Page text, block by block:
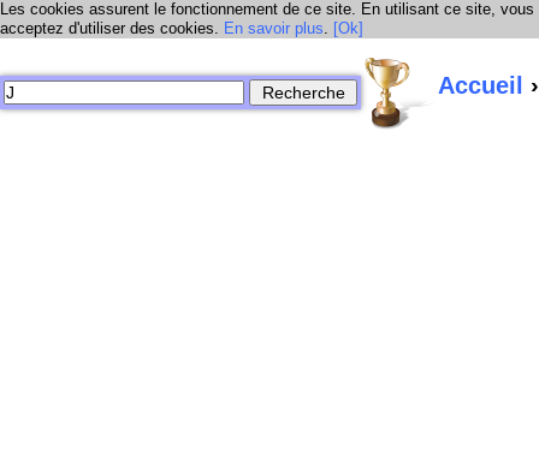
Les cookies assurent le fonctionnement de ce site. En utilisant ce site, vous
acceptez d'utiliser des cookies. En savoir plus. [Ok]
Accueil